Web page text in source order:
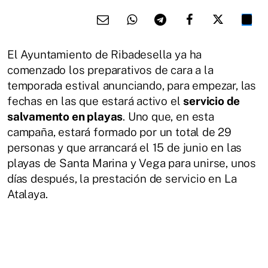
El Ayuntamiento de Ribadesella ya ha
comenzado los preparativos de cara a la
temporada estival anunciando, para empezar, las
fechas en las que estará activo elservicio de
salvamento en playas. Uno que, en esta
campaña, estará formado por un total de 29
personas y que arrancará el 15 de junio en las
playas de Santa Marina y Vega para unirse, unos
días después, la prestación de servicio en La
Atalaya.